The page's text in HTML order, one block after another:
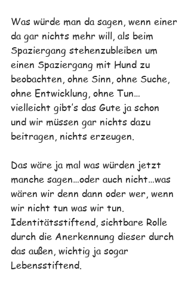
Was würde man da sagen, wenn einer
da gar nichts mehr will, als beim
Spaziergang stehenzubleiben um
einen Spaziergang mit Hund zu
beobachten, ohne Sinn, ohne Suche,
ohne Entwicklung, ohne Tun…
vielleicht gibt’s das Gute ja schon
und wir müssen gar nichts dazu
beitragen, nichts erzeugen.
Das wäre ja mal was würden jetzt
manche sagen…oder auch nicht…was
wären wir denn dann oder wer, wenn
wir nicht tun was wir tun.
Identitätsstiftend, sichtbare Rolle
durch die Anerkennung dieser durch
das außen, wichtig ja sogar
Lebensstiftend.